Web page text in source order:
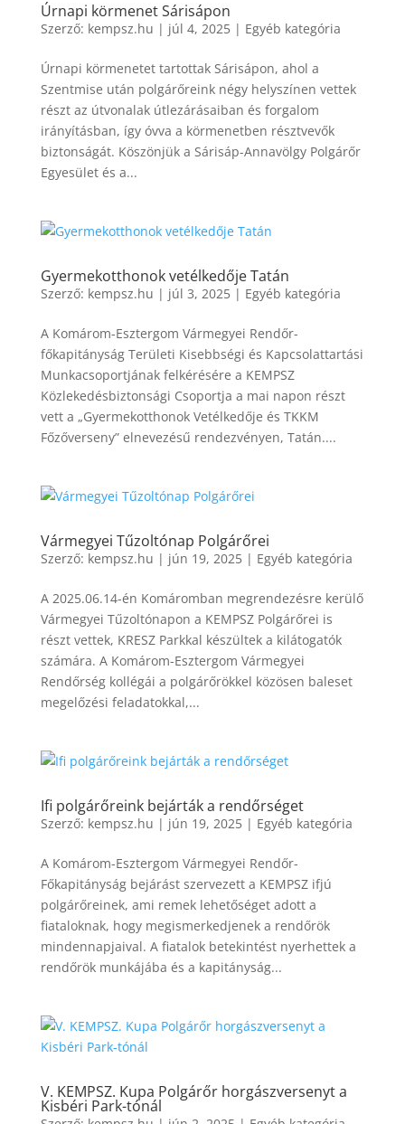
Úrnapi körmenet Sárisápon
Szerző: kempsz.hu | júl 4, 2025| Egyéb kategória
Úrnapi körmenetet tartottak Sárisápon, ahol a
Szentmise után polgárőreink négy helyszínen vettek
részt az útvonalak útlezárásaiban és forgalom
irányításban, így óvva a körmenetben résztvevők
biztonságát. Köszönjük a Sárisáp-Annavölgy Polgárőr
Egyesület és a...
Gyermekotthonok vetélkedője Tatán
Szerző: kempsz.hu | júl 3, 2025| Egyéb kategória
A Komárom-Esztergom Vármegyei Rendőr-
főkapitányság Területi Kisebbségi és Kapcsolattartási
Munkacsoportjának felkérésére a KEMPSZ
Közlekedésbiztonsági Csoportja a mai napon részt
vett a „Gyermekotthonok Vetélkedője és TKKM
Főzőverseny” elnevezésű rendezvényen, Tatán....
Vármegyei Tűzoltónap Polgárőrei
Szerző: kempsz.hu | jún 19, 2025| Egyéb kategória
A 2025.06.14-én Komáromban megrendezésre kerülő
Vármegyei Tűzoltónapon a KEMPSZ Polgárőrei is
részt vettek, KRESZ Parkkal készültek a kilátogatók
számára. A Komárom-Esztergom Vármegyei
Rendőrség kollégái a polgárőrökkel közösen baleset
megelőzési feladatokkal,...
Ifi polgárőreink bejárták a rendőrséget
Szerző: kempsz.hu | jún 19, 2025| Egyéb kategória
A Komárom-Esztergom Vármegyei Rendőr-
Főkapitányság bejárást szervezett a KEMPSZ ifjú
polgárőreinek, ami remek lehetőséget adott a
fiataloknak, hogy megismerkedjenek a rendőrök
mindennapjaival. A fiatalok betekintést nyerhettek a
rendőrök munkájába és a kapitányság...
V. KEMPSZ. Kupa Polgárőr horgászversenyt a
Kisbéri Park-tónál